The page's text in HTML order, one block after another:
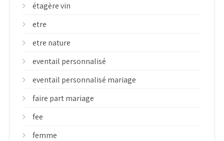
étagère vin
etre
etre nature
eventail personnalisé
eventail personnalisé mariage
faire part mariage
fee
femme